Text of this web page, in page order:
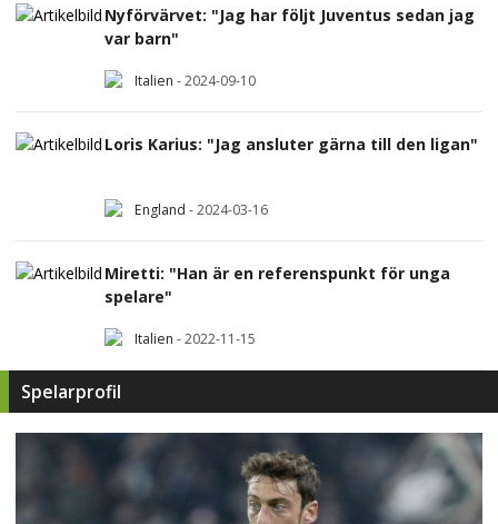
Nyförvärvet: "Jag har följt Juventus sedan jag
var barn"
Italien -2024-09-10
Loris Karius: "Jag ansluter gärna till den ligan"
England -2024-03-16
Miretti: "Han är en referenspunkt för unga
spelare"
Italien -2022-11-15
Spelarprofil